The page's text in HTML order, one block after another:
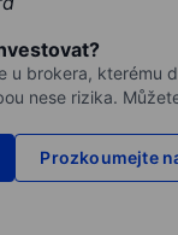
u brokera, kterému
nese rizika.
Prozkoumejte